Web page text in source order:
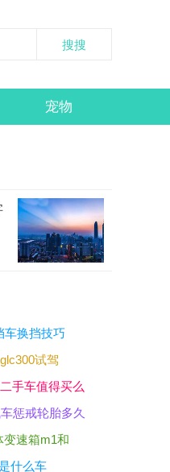
宠物
车换挡技巧
试驾
手车值得买么
惩戒轮胎多久
变速箱m1和
什么车